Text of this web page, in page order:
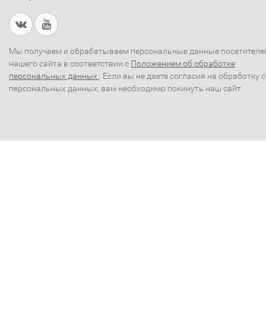
Мы получаем и обрабатываем персональные данные
нашего сайта в соответствии с Положением об обработке
персональных данных . Если вы не даете согласия на обработку
персональных данных, вам необходимо покинуть наш сайт.